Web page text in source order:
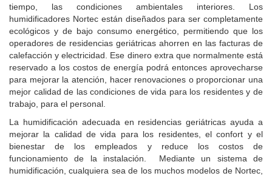
tiempo, las condiciones ambientales interiores. Los
humidificadores Nortec están diseñados para ser completamente
ecológicos y de bajo consumo energético, permitiendo que los
operadores de residencias geriátricas ahorren en las facturas de
calefacción y electricidad. Ese dinero extra que normalmente está
reservado a los costos de energía podrá entonces aprovecharse
para mejorar la atención, hacer renovaciones o proporcionar una
mejor calidad de las condiciones de vida para los residentes y de
trabajo, para el personal.
La humidificación adecuada en residencias geriátricas ayuda a
mejorar la calidad de vida para los residentes, el confort y el
bienestar de los empleados y reduce los costos de
funcionamiento de la instalación. Mediante un sistema de
humidificación, cualquiera sea de los muchos modelos de Nortec,